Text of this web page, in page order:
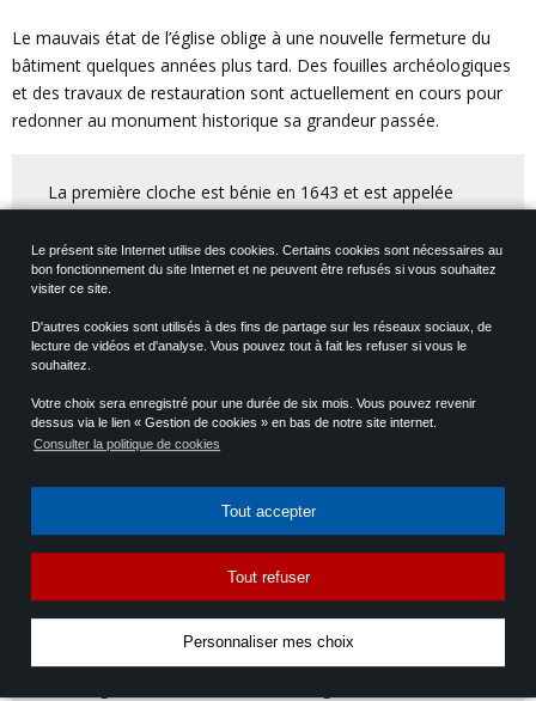
Le présent site Internet utilise des cookies. Certains cookies sont nécessaires au
bon fonctionnement du site Internet et ne peuvent être refusés si vous souhaitez
visiter ce site.
D'autres cookies sont utilisés à des fins de partage sur les réseaux sociaux, de
lecture de vidéos et d'analyse. Vous pouvez tout à fait les refuser si vous le
souhaitez.
Votre choix sera enregistré pour une durée de six mois. Vous pouvez revenir
dessus via le lien « Gestion de cookies » en bas de notre site internet.
Consulter la politique de cookies
Tout accepter
Tout refuser
Personnaliser mes choix
Le mauvais état de l’église oblige à une nouvelle fermeture du
bâtiment quelques années plus tard. Des fouilles archéologiques
et des travaux de restauration sont actuellement en cours pour
redonner au monument historique sa grandeur passée.
La première cloche est bénie en 1643 et est appelée
nom de « Catherine ». La troisième, montée en 1662,
est également appelée « Charlotte ». Quelques années
mars, dont le nom « Jean Baptiste Louise » est donné
par le célèbre musicien Jean-Baptiste Lully, et l’autre en
dernière cloche est installée en 1713, sous le nom de
« Marie Edmée ». Sous la Révolution, malgré la volonté
fondues pour en faire des canons. Ce n’est qu’au milieu
du XIXe siècle que de nouvelles cloches sont réinstallées
à l’église. « Louise-Marie », « Augustine Théodorine » et
« Caroline Léopoldine » sont bénies le 7 décembre 1856,
en présence de plusieurs personnalités de l’époque,
comme la princesse de Bauffremont et le baron Lepic.